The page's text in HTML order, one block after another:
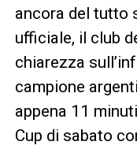
ancora del tutto
ufficiale, il club
chiarezza
campione
appena 11
Cup di sabato